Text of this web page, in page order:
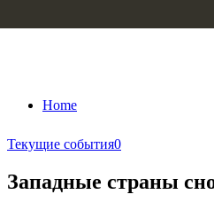
Home
Текущие события0
Западные страны